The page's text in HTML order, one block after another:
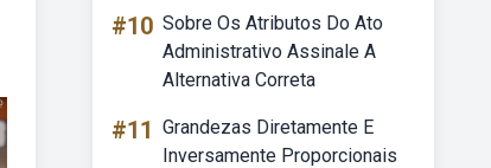
#10 Sobre Os Atributos Do Ato
Administrativo Assinale A
Alternativa Correta
#11 Grandezas Diretamente E
Inversamente Proporcionais